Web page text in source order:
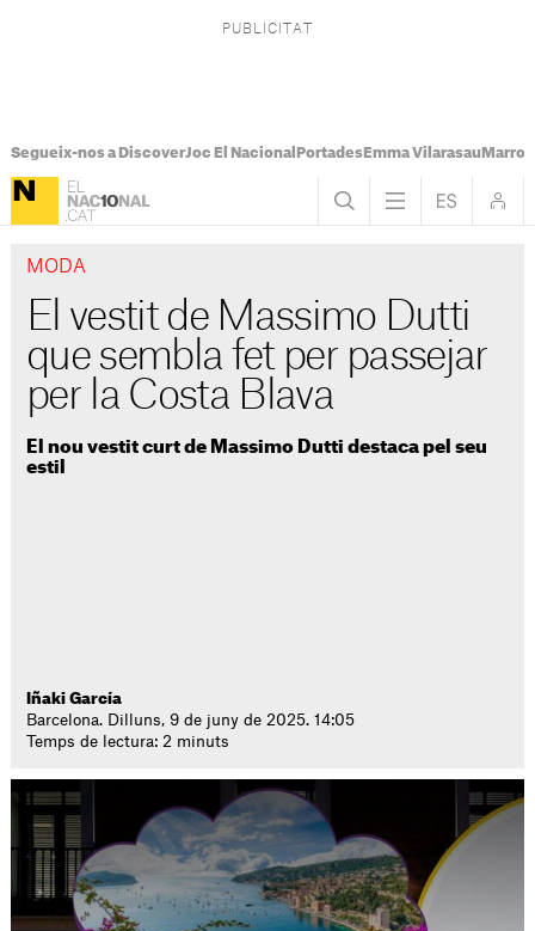
Segueix-nos a DiscoverJoc El Nacional PortadesEmma Vilarasau
MODA
El vestit de Massimo Dutti
que sembla fet per passejar
per la Costa Blava
El nou vestit curt de Massimo Dutti destaca pel seu
estil
Iñaki García
Barcelona. Dilluns, 9 de juny de 2025. 14:05
Temps de lectura: 2 minuts